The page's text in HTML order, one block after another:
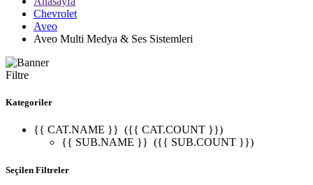
Chevrolet
Aveo
Aveo Multi Medya & Ses Sistemleri
Filtre
Kategoriler
{{ CAT.NAME }} ({{ CAT.COUNT }})
{{ SUB.NAME }} ({{ SUB.COUNT }})
Seçilen Filtreler